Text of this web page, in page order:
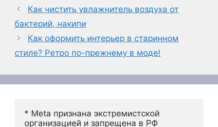
Как чистить увлажнитель воздуха от
бактерий, накипи
Как оформить интерьер в старинном
стиле? Ретро по-прежнему в моде!
* Meta признана экстремистской
организацией и запрещена в РФ